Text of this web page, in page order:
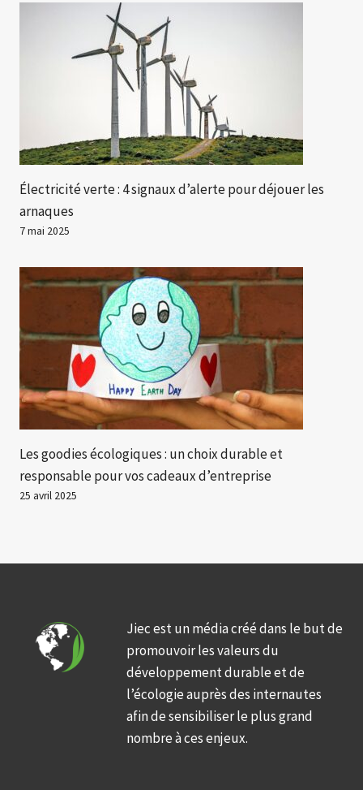
Électricité verte : 4 signaux d’alerte pour déjouer les
arnaques
7 mai 2025
Les goodies écologiques : un choix durable et
responsable pour vos cadeaux d’entreprise
25 avril 2025
Jiec est un média créé dans le but de
promouvoir les valeurs du
développement durable et de
l’écologie auprès des internautes
afin de sensibiliser le plus grand
nombre à ces enjeux.